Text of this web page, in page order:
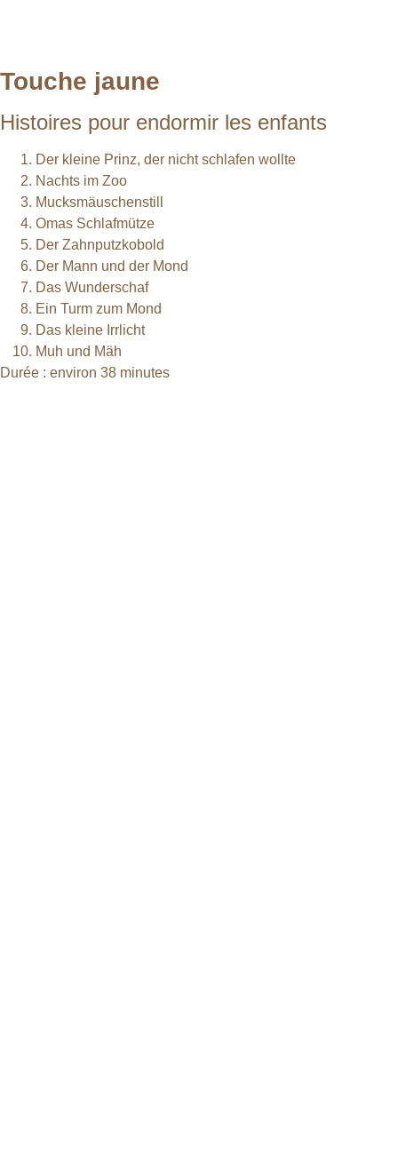
Touche jaune
Histoires pour endormir les enfants
Der kleine Prinz, der nicht schlafen wollte
Nachts im Zoo
Mucksmäuschenstill
Omas Schlafmütze
Der Zahnputzkobold
Der Mann und der Mond
Das Wunderschaf
Ein Turm zum Mond
Das kleine Irrlicht
Muh und Mäh
Durée : environ 38 minutes